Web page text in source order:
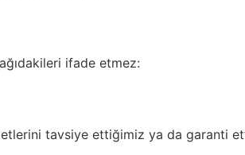
ifade etmez:
tavsiye ettiğimiz ya da garanti